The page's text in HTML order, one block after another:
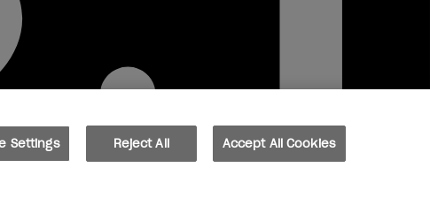
Settings Reject All Accept All Cookies